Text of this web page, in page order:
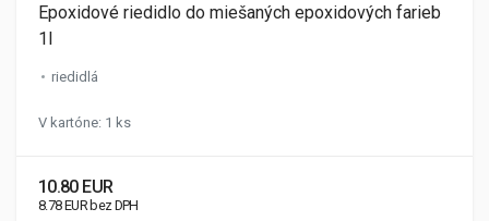
Epoxidové riedidlo do miešaných epoxidových farieb
1l
riedidlá
V kartóne: 1 ks
10.80 EUR
8.78 EUR bez DPH